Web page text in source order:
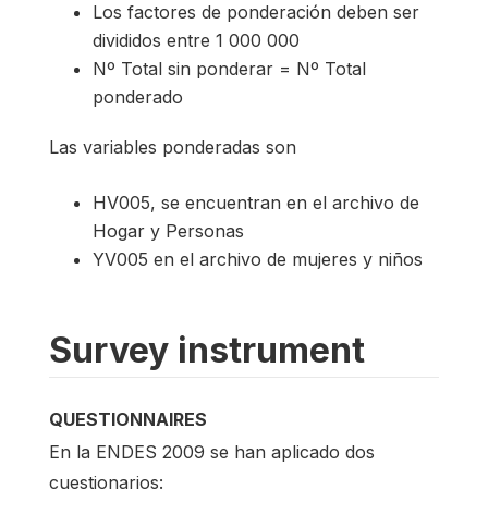
Los factores de ponderación deben ser
divididos entre 1 000 000
Nº Total sin ponderar = Nº Total
ponderado
Las variables ponderadas son
HV005, se encuentran en el archivo de
Hogar y Personas
YV005 en el archivo de mujeres y niños
Survey instrument
QUESTIONNAIRES
En la ENDES 2009 se han aplicado dos
cuestionarios: